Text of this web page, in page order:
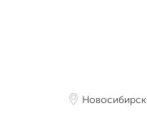
Новосибирск